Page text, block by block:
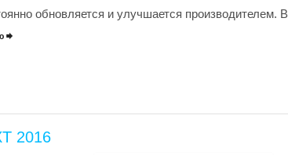
обновляется и улучшается производителем. В

2016